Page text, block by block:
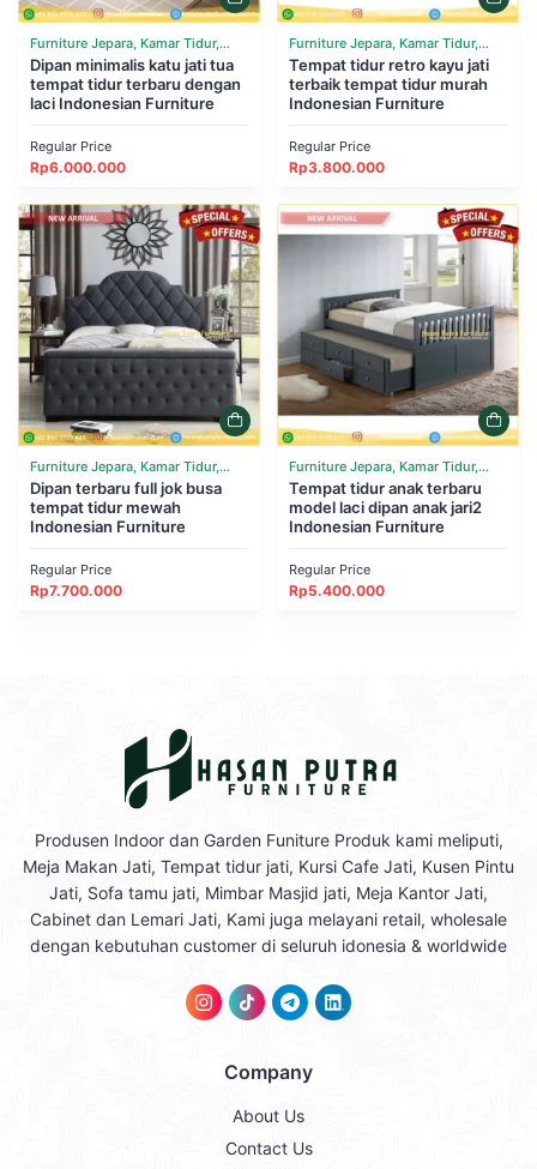
Furniture Jepara, Kamar Tidur,
Tempat Tidur
Dipan minimalis katu jati tua
tempat tidur terbaru dengan
laci Indonesian Furniture
Regular Price
Rp6.000.000
Furniture Jepara, Kamar Tidur,
Tempat Tidur
Tempat tidur retro kayu jati
terbaik tempat tidur murah
Indonesian Furniture
Regular Price
Rp3.800.000
Furniture Jepara, Kamar Tidur,
Tempat Tidur
Dipan terbaru full jok busa
tempat tidur mewah
Indonesian Furniture
Regular Price
Rp7.700.000
Furniture Jepara, Kamar Tidur,
Tempat Tidur
Tempat tidur anak terbaru
model laci dipan anak jari2
Indonesian Furniture
Regular Price
Rp5.400.000
Produsen Indoor dan Garden Funiture Produk kami meliputi,
Meja Makan Jati, Tempat tidur jati, Kursi Cafe Jati, Kusen Pintu
Jati, Sofa tamu jati, Mimbar Masjid jati, Meja Kantor Jati,
Cabinet dan Lemari Jati, Kami juga melayani retail, wholesale
dengan kebutuhan customer di seluruh idonesia & worldwide
Company
About Us
Contact Us